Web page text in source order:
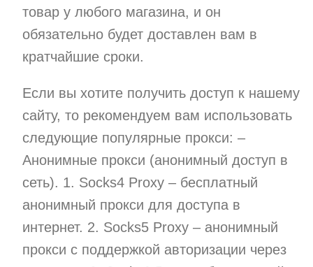
товар у любого магазина, и он
обязательно будет доставлен вам в
кратчайшие сроки.
Если вы хотите получить доступ к нашему
сайту, то рекомендуем вам использовать
следующие популярные прокси: –
Анонимные прокси (анонимный доступ в
сеть). 1. Socks4 Proxy – бесплатный
анонимный прокси для доступа в
интернет. 2. Socks5 Proxy – анонимный
прокси с поддержкой авторизации через